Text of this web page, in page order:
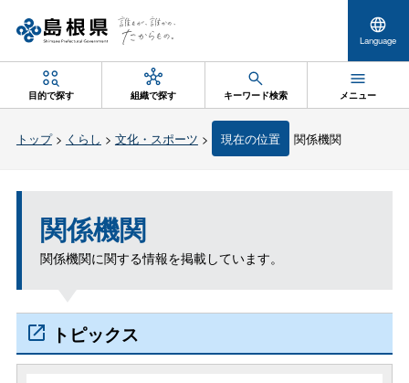
Language
目的で探す 組織で探す キーワード検索 メニュー
トップ> くらし > 文化・スポーツ > 現在の位置 関係機関
関係機関
関係機関に関する情報を掲載しています。
トピックス